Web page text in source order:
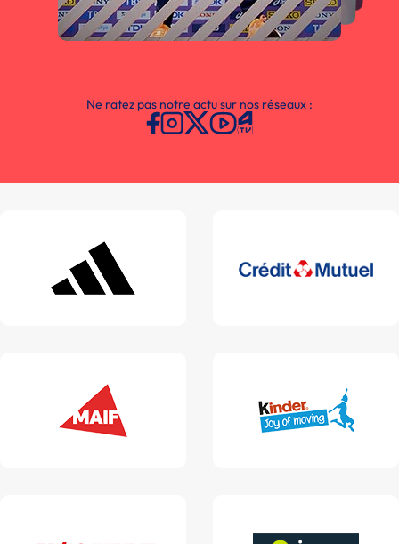
Ne ratez pas notre actu sur nos réseaux :